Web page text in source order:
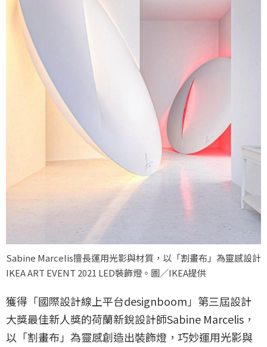
Sabine Marcelis擅長運用光影與材質，以「割畫布」為靈感設計
IKEA ART EVENT 2021 LED裝飾燈。圖／IKEA提供
獲得「國際設計線上平台designboom」第三屆設計
大獎最佳新人獎的荷蘭新銳設計師Sabine Marcelis，
以「割畫布」為靈感創造出裝飾燈，巧妙運用光影與